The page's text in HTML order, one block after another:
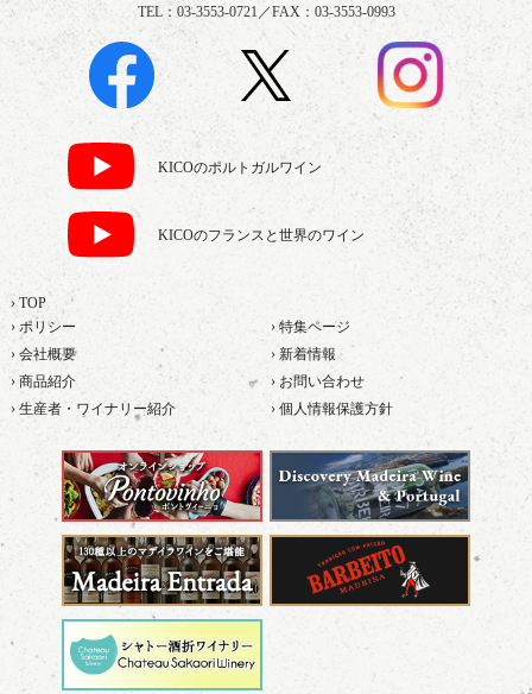
TEL：03-3553-0721／FAX：03-3553-0993
KICOのポルトガルワイン
KICOのフランスと世界のワイン
› TOP
› ポリシー
› 特集ページ
› 会社概要
› 新着情報
› 商品紹介
› お問い合わせ
› 生産者・ワイナリー紹介
› 個人情報保護方針